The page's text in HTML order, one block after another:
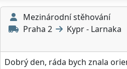
Mezinárodní stěhování
Praha 2
Kypr - Larnaka
Dobrý den, ráda bych znala